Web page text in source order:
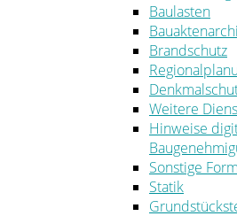
Baulasten
Brandschutz
Weitere
Hinweise
Sonstige
Statik